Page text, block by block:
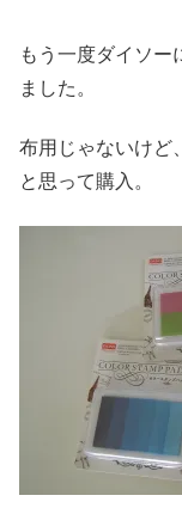
もう一度ダイソー
ました。
布用じゃないけど
と思って購入。